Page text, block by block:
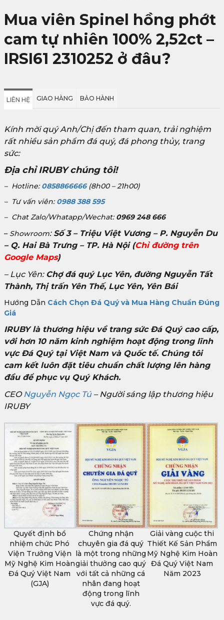
Mua viên Spinel hồng phớt
cam tự nhiên 100% 2,52ct –
IRSI61 2310252 ở đâu?
LIÊN HỆ GIAO HÀNG BẢO HÀNH
Kính mời quý Anh/Chị đến tham quan, trải nghiệm
rất nhiều sản phẩm đá quý, đá phong thủy, trang
sức:
Địa chỉ IRUBY chúng tôi!
– Hotline: 0858866666(8h00 – 21h00)
– Tư vấn viên: 0988 388 595
– Chat Zalo/Whatapp/Wechat: 0969 248 666
– Showroom: Số 3 – Triệu Việt Vương – P. Nguyễn Du
– Q. Hai Bà Trưng – TP. Hà Nội(Chỉ đường trên
Google Maps)
– Lục Yên: Chợ đá quý Lục Yên, đường Nguyễn Tất
Thành, Thị trấn Yên Thế, Lục Yên, Yên Bái
Hướng Dẫn Cách Chọn Đá Quý và Mua Hàng Chuẩn Đúng
Giá
IRUBY là thương hiệu về trang sức Đá Quý cao cấp,
với hơn 10 năm kinh nghiệm hoạt động trong lĩnh
vực Đá Quý tại Việt Nam và Quốc tế. Chúng tôi
cam kết luôn đặt tiêu chuẩn chất lượng lên hàng
đầu để phục vụ Quý Khách.
CEONguyễn Ngọc Tú– Người sáng lập thương hiệu
IRUBY
Quyết định bổ
nhiệm chức Phó
Viện Trưởng Viện
Mỹ Nghệ Kim Hoàn
Đá Quý Việt Nam
(GJA)
Chứng nhận
chuyên gia đá quý
là một trong những
giải thưởng cao quý
với tất cả những cá
nhân đang hoạt
động trong lĩnh
vực đá quý.
Giải vàng cuộc thi
Thiết Kế Sản Phẩm
Mỹ Nghệ Kim Hoàn
Đá Quý Việt Nam
Năm 2023